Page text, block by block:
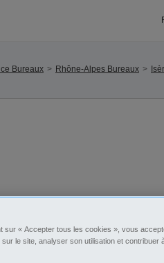
Bureaux Rhône-Alpes Bureaux
sur « Accepter tous les cookies », vous
sur le site, analyser son utilisation et contribuer